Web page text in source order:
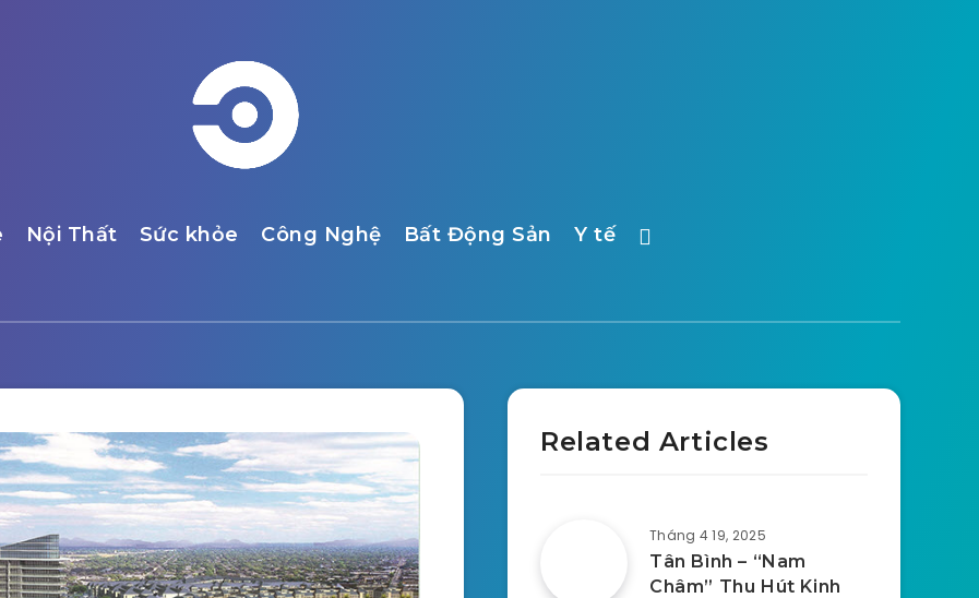
Nội Thất Sức khỏe Công Nghệ Bất Động Sản Y tế
Related Articles
Tháng 4 19, 2025
Tân Bình – “Nam
Châm” Thu Hút Kinh